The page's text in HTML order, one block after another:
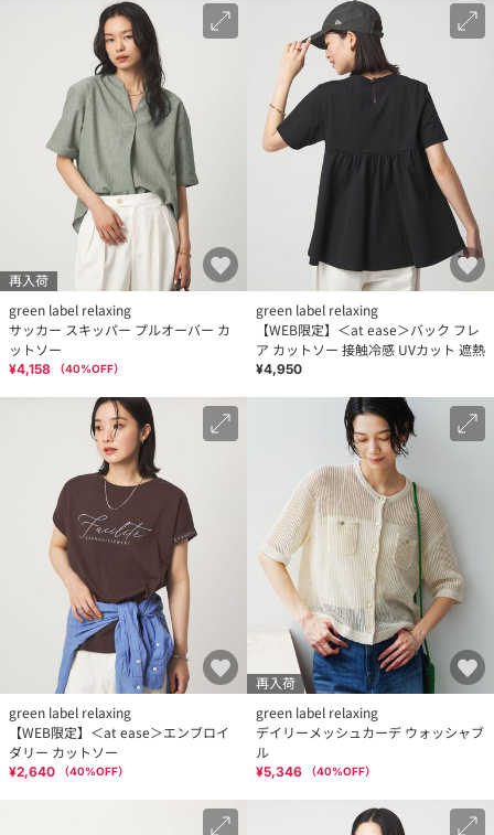
再入荷
green label relaxing
サッカー スキッパー プルオーバー カ
ットソー
¥4,158 （40%OFF）
green label relaxing
【WEB限定】＜at ease＞バック フレ
ア カットソー 接触冷感 UVカット 遮熱
¥4,950
green label relaxing
【WEB限定】＜at ease＞エンブロイ
ダリー カットソー
¥2,640 （40%OFF）
再入荷
green label relaxing
デイリーメッシュカーデ ウォッシャブ
ル
¥5,346 （40%OFF）